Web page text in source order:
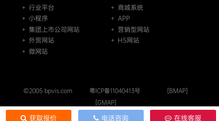
＋ 行业平台
＋ 商城系统
＋ 小程序
＋ APP
＋ 集团上市公司网站
＋ 营销型网站
＋ 外贸网站
＋ H5网站
＋ 微网站
©2005 bpvis.com 粤ICP备11040413号
[BMAP]
[GMAP]
获取报价 电话咨询 在线客服